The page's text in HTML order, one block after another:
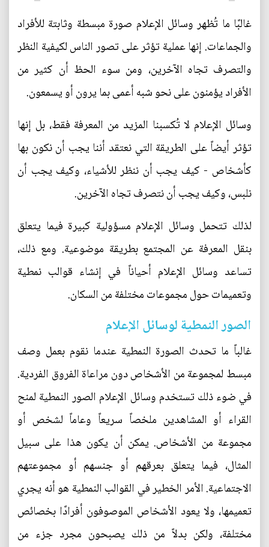
غالبًا ما تُظهر وسائل الإعلام صورة مبسطة وثابتة للأفراد
والجماعات. إنها عملية تؤثر على تصور الناس لكيفية النظر
والتصرف تجاه الآخرين، ومن سوء الحظ أن كثير من
الأفراد يؤمنون على نحو شبه أعمى بما يرون أو يسمعون.
وسائل الإعلام لا تُكسبنا المزيد من المعرفة فقط، بل إنها
تؤثر أيضاً على الطريقة التي نعتقد أننا يجب أن نكون بها
كأشخاص - كيف يجب أن ننظر للأشياء، وكيف يجب أن
نلبس، وكيف يجب أن نتصرف تجاه الآخرين.
لذلك تتحمل وسائل الإعلام مسؤولية كبيرة فيما يتعلق
بنقل المعرفة عن المجتمع بطريقة موضوعية. ومع ذلك،
تساعد وسائل الإعلام أحياناً في إنشاء قوالب نمطية
وتعميمات حول مجموعات مختلفة من السكان.
الصور النمطية لوسائل الإعلام
غالباً ما تحدث الصورة النمطية عندما نقوم بعمل وصف
مبسط لمجموعة من الأشخاص دون مراعاة الفروق الفردية.
في ضوء ذلك تستخدم وسائل الإعلام الصور النمطية لمنح
القراء أو المشاهدين ملخصاً سريعاً وعاماً لشخص أو
مجموعة من الأشخاص. يمكن أن يكون هذا على سبيل
المثال، فيما يتعلق بعرقهم أو جنسهم أو مجموعتهم
الاجتماعية. الأمر الخطير في القوالب النمطية هو أنه يجري
تعميمها، ولا يعود الأشخاص الموصوفون أفرادًا بخصائص
مختلفة، ولكن بدلاً من ذلك يصبحون مجرد جزء من